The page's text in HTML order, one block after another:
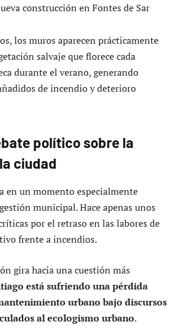
construcción en Fontes de Sar
los muros aparecen prácticamente
salvaje que florece cada
durante el verano, generando
de incendio y deterioro
político sobre la
ciudad
en un momento especialmente
municipal. Hace apenas unos
por el retraso en las labores de
frente a incendios.
gira hacia una cuestión más
está sufriendo una pérdida
urbano bajo discursos
al ecologismo urbano.